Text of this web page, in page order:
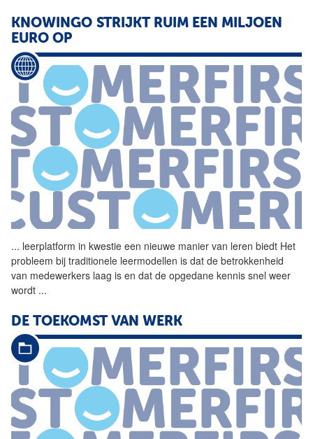
KNOWINGO STRIJKT RUIM EEN MILJOEN
EURO OP
... leerplatform in kwestie een nieuwe manier van leren biedt Het
probleem bij traditionele leermodellen is dat de betrokkenheid
van medewerkers laag is en dat de opgedane kennis snel weer
wordt ...
DE TOEKOMST VAN WERK